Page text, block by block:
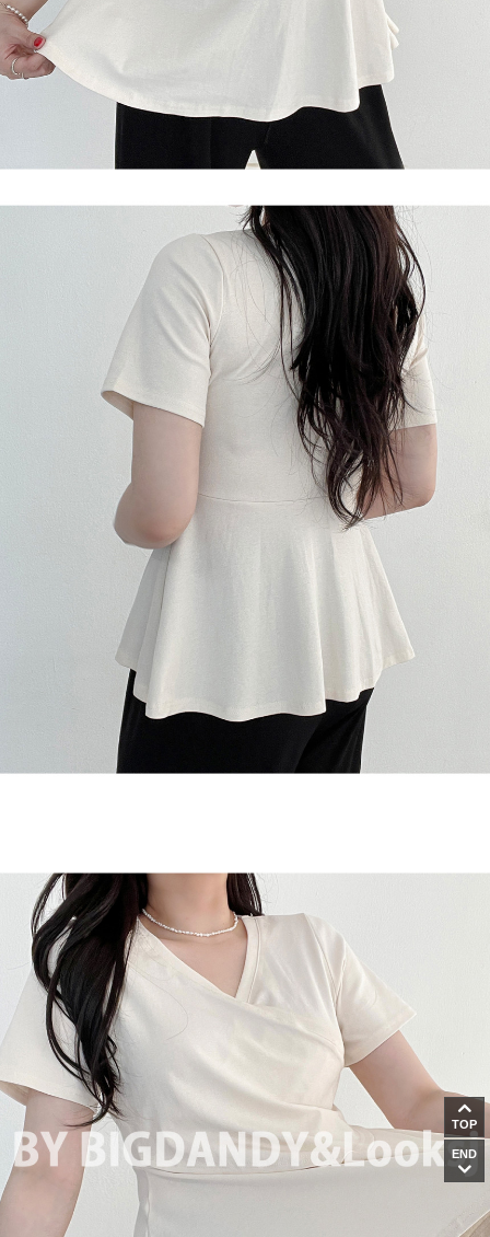
TOP
END